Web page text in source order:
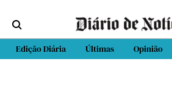
Edição Diária Últimas Opinião